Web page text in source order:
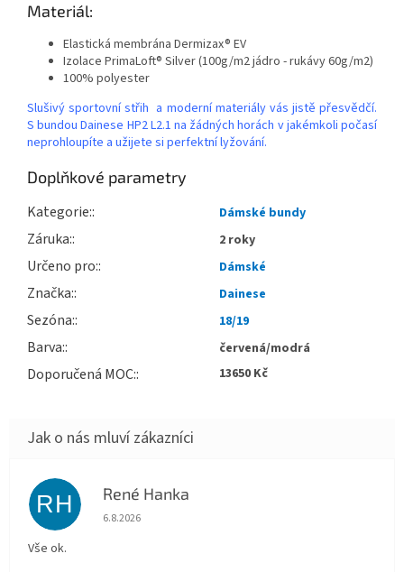
Materiál:
Elastická membrána Dermizax® EV
Izolace PrimaLoft® Silver (100g/m2 jádro - rukávy 60g/m2)
100% polyester
Slušivý sportovní střih a moderní materiály vás jistě přesvědčí.
S bundou Dainese HP2 L2.1 na žádných horách v jakémkoli počasí
neprohloupíte a užijete si perfektní lyžování.
Doplňkové parametry
Kategorie: Dámské bundy
Záruka: 2 roky
Určeno pro: Dámské
Značka: Dainese
Sezóna: 18/19
Barva: červená/modrá
Doporučená MOC: 13650 Kč
RH René Hanka
Hodnocení obchodu je 5 z 5 hvězdiček.
6.8.2026
Vše ok.